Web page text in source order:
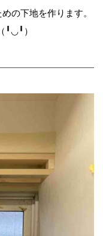
の下地を作ります。
╹◡╹）